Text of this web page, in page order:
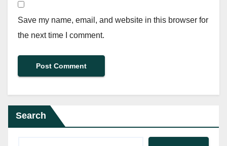
Save my name, email, and website in this browser for
the next time I comment.
Search